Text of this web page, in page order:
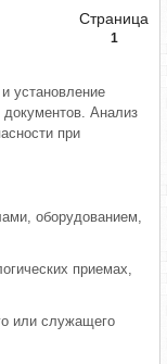
Страница
1
установление
документов. Анализ
при
оборудованием,
приемах,
или служащего